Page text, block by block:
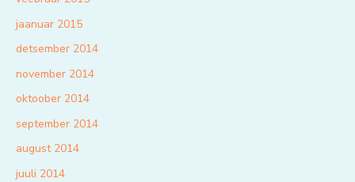
jaanuar 2015
detsember 2014
november 2014
oktoober 2014
september 2014
august 2014
juuli 2014